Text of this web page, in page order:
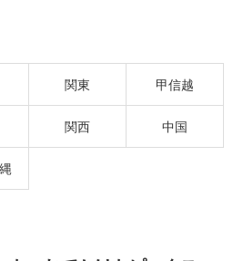
関東 甲信越
関西 中国